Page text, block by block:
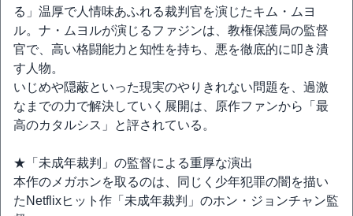
る」温厚で人情味あふれる裁判官を演じたキム・ムヨ
ル。ナ・ムヨルが演じるファジンは、教権保護局の監督
官で、高い格闘能力と知性を持ち、悪を徹底的に叩き潰
す人物。
いじめや隠蔽といった現実のやりきれない問題を、過激
なまでの力で解決していく展開は、原作ファンから「最
高のカタルシス」と評されている。
★「未成年裁判」の監督による重厚な演出
本作のメガホンを取るのは、同じく少年犯罪の闇を描い
たNetflixヒット作「未成年裁判」のホン・ジョンチャン監